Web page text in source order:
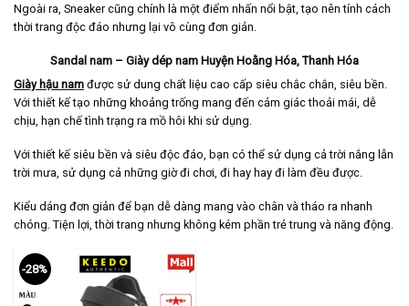
Ngoài ra, Sneaker cũng chính là một điểm nhấn nổi bật, tạo nên tính cách
thời trang độc đáo nhưng lại vô cùng đơn giản.
Sandal nam – Giày dép nam Huyện Hoằng Hóa, Thanh Hóa
Giày hậu nam được sử dung chất liệu cao cấp siêu chắc chắn, siêu bền.
Với thiết kế tạo những khoảng trống mang đến cảm giác thoải mái, dễ
chịu, hạn chế tình trạng ra mồ hôi khi sử dụng.
Với thiết kế siêu bền và siêu độc đáo, bạn có thể sử dụng cả trời nắng lẫn
trời mưa, sử dụng cả những giờ đi chơi, đi hay hay đi làm đều được.
Kiểu dáng đơn giản để bạn dễ dàng mang vào chân và tháo ra nhanh
chóng. Tiện lợi, thời trang nhưng không kém phần trẻ trung và năng động.
-28%